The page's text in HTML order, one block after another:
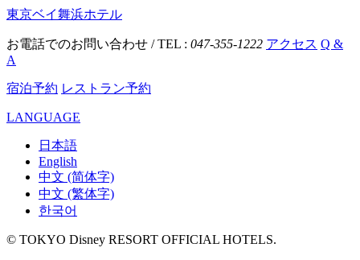
東京ベイ舞浜ホテル
お電話でのお問い合わせ / TEL : 047-355-1222 アクセス Q &
A
宿泊予約 レストラン予約
LANGUAGE
日本語
English
中文 (简体字)
中文 (繁体字)
한국어
© TOKYO Disney RESORT OFFICIAL HOTELS.